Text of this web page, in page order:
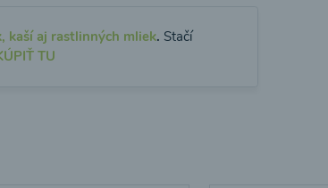
kaší aj rastlinných mliek. Stačí
TU